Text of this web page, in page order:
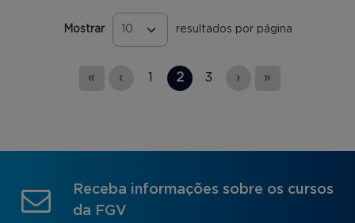
Mostrar resultados por página
« ‹ 1 2 3 › »
Receba informações sobre os cursos
da FGV